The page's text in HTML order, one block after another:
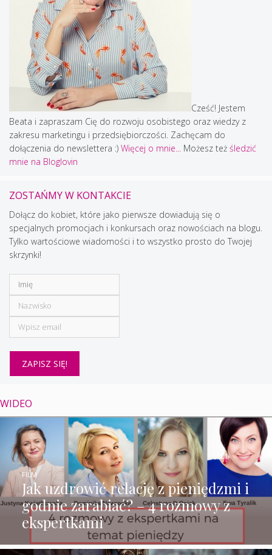
Cześć! Jestem
Beata i zapraszam Cię do rozwoju osobistego oraz wiedzy z
zakresu marketingu i przedsiębiorczości. Zachęcam do
dołączenia do newslettera :) Więcej o mnie... Możesz też śledzić
mnie na Bloglovin
ZOSTAŃMY W KONTAKCIE
Dołącz do kobiet, które jako pierwsze dowiadują się o
specjalnych promocjach i konkursach oraz nowościach na blogu.
Tylko wartościowe wiadomości i to wszystko prosto do Twojej
skrzynki!
WIDEO
Jak uzdrowić relację z pieniędzmi i
godnie zarabiać? – 4 rozmowy z
ekspertkami
FILM